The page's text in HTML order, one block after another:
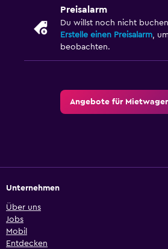
Preisalarm
Du willst noch nicht
Erstelle einen Preisalarm,
beobachten.
Angebote für
Unternehmen
Über uns
Jobs
Mobil
Entdecken